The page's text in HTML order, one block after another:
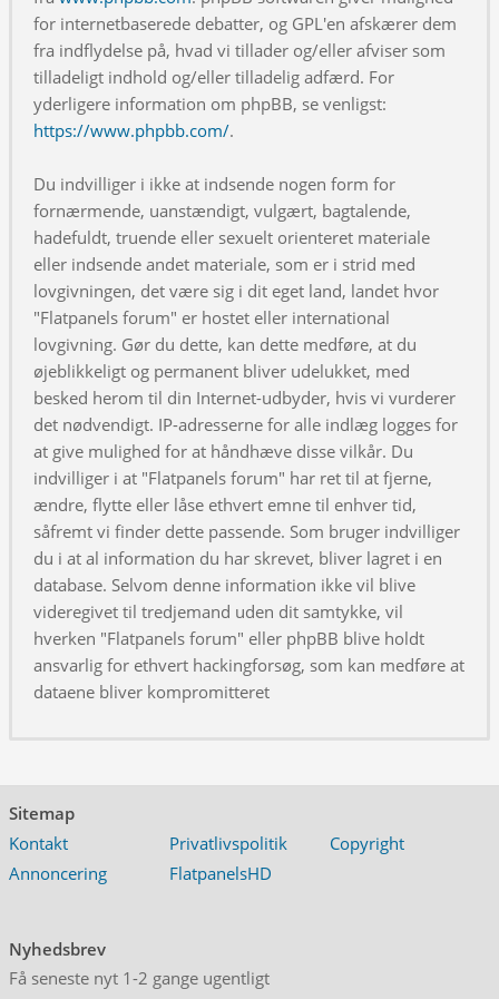
for internetbaserede debatter, og GPL'en afskærer dem
fra indflydelse på, hvad vi tillader og/eller afviser som
tilladeligt indhold og/eller tilladelig adfærd. For
yderligere information om phpBB, se venligst:
https://www.phpbb.com/.
Du indvilliger i ikke at indsende nogen form for
fornærmende, uanstændigt, vulgært, bagtalende,
hadefuldt, truende eller sexuelt orienteret materiale
eller indsende andet materiale, som er i strid med
lovgivningen, det være sig i dit eget land, landet hvor
"Flatpanels forum" er hostet eller international
lovgivning. Gør du dette, kan dette medføre, at du
øjeblikkeligt og permanent bliver udelukket, med
besked herom til din Internet-udbyder, hvis vi vurderer
det nødvendigt. IP-adresserne for alle indlæg logges for
at give mulighed for at håndhæve disse vilkår. Du
indvilliger i at "Flatpanels forum" har ret til at fjerne,
ændre, flytte eller låse ethvert emne til enhver tid,
såfremt vi finder dette passende. Som bruger indvilliger
du i at al information du har skrevet, bliver lagret i en
database. Selvom denne information ikke vil blive
videregivet til tredjemand uden dit samtykke, vil
hverken "Flatpanels forum" eller phpBB blive holdt
ansvarlig for ethvert hackingforsøg, som kan medføre at
dataene bliver kompromitteret
Sitemap
Kontakt
Privatlivspolitik
Copyright
Annoncering
FlatpanelsHD
Nyhedsbrev
Få seneste nyt 1-2 gange ugentligt